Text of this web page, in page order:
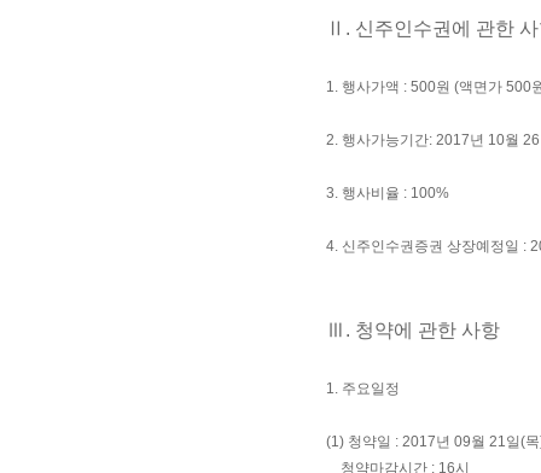
Ⅱ. 신주인수권에 관한
1. 행사가액 : 500원 (액면가 500
2. 행사가능기간: 2017년 10월
3. 행사비율 : 100%
4. 신주인수권증권 상장예정일 :
Ⅲ. 청약에 관한 사항
1. 주요일정
(1) 청약일 : 2017년 09월 21일(
청약마감시간 : 16시